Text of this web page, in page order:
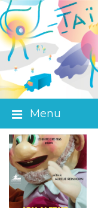
Skip
to
content
Skip
to
main
navigation
Skip
to
footer
Menu